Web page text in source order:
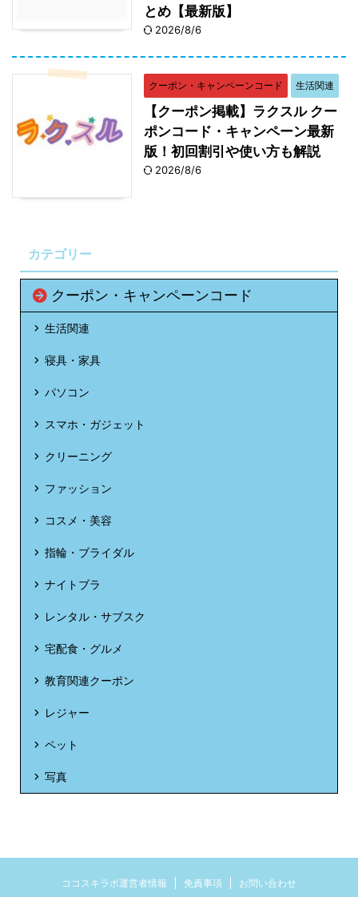
とめ【最新版】
2026/8/6
クーポン・キャンペーンコード 生活関連
【クーポン掲載】ラクスル クー
ポンコード・キャンペーン最新
版！初回割引や使い方も解説
2026/8/6
カテゴリー
クーポン・キャンペーンコード
生活関連
寝具・家具
パソコン
スマホ・ガジェット
クリーニング
ファッション
コスメ・美容
指輪・ブライダル
ナイトブラ
レンタル・サブスク
宅配食・グルメ
教育関連クーポン
レジャー
ペット
写真
ココスキラボ運営者情報 免責事項 お問い合わせ